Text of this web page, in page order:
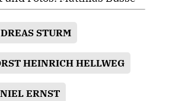
STURM
HEINRICH HELLWEG
ERNST